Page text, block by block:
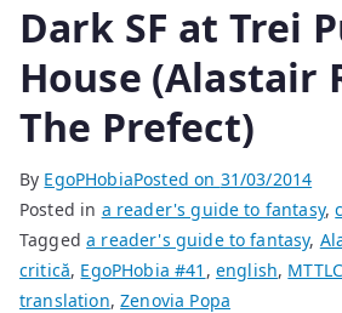
Dark SF at Trei
House (Alastair
The Prefect)
By EgoPHobiaPosted on 31/03/2014
Posted in a reader's guide to fantasy,
Taggeda reader's guide to fantasy,
critică, EgoPHobia #41 , english, MTTLC
translation,Zenovia Popa